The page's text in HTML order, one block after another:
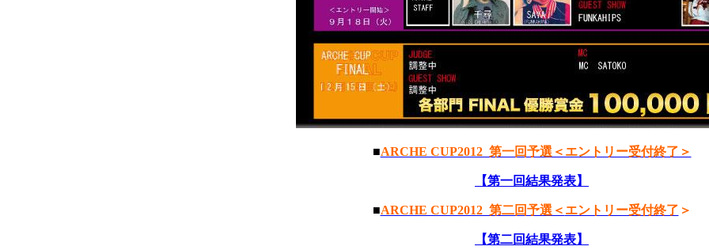
■ARCHE CUP2012 第一回予選＜エントリー受付終了＞
【第一回結果発表】
■ARCHE CUP2012 第二回予選＜ エントリー受付終了 ＞
【第二回結果発表】